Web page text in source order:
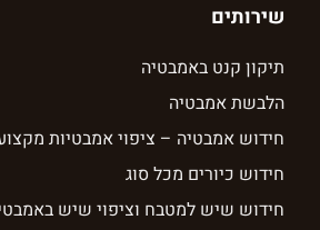
שירותים
תיקון קנט באמבטיה
הלבשת אמבטיה
חידוש אמבטיה – ציפוי אמבטיות
חידוש כיורים מכל סוג
חידוש שיש למטבח וציפוי שיש